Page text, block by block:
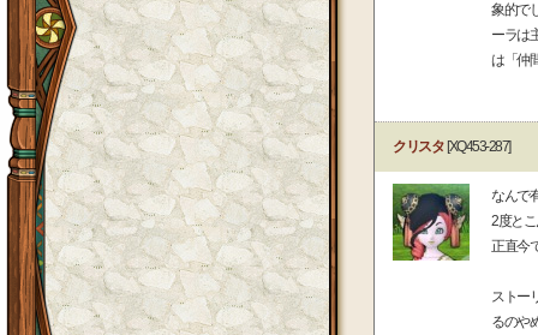
象的で
ーラは
は「仲
クリスタ[XQ453-287]
なんで
2度と
正直今
ストー
るのや